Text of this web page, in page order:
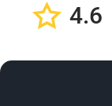
4.6